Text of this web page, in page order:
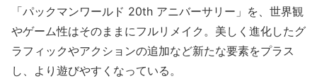
「パックマンワールド 20th アニバーサリー」を、世界観
やゲーム性はそのままにフルリメイク。美しく進化したグ
ラフィックやアクションの追加など新たな要素をプラス
し、より遊びやすくなっている。